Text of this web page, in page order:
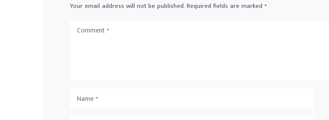
Your email address will not be published.Required fields are marked *